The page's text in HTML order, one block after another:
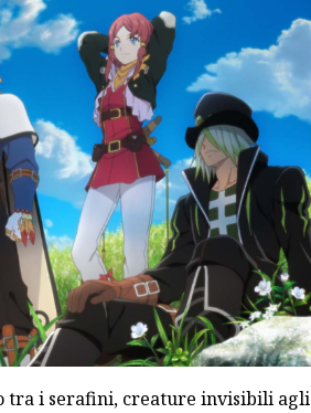
tra i serafini, creature invisibili agli